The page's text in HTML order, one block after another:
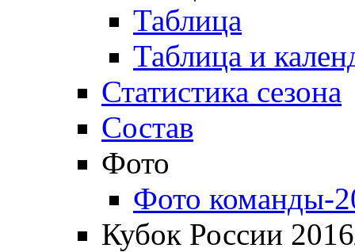
Таблица
Таблица и
Статистика сезона
Состав
Фото
Фото команды-
Кубок России